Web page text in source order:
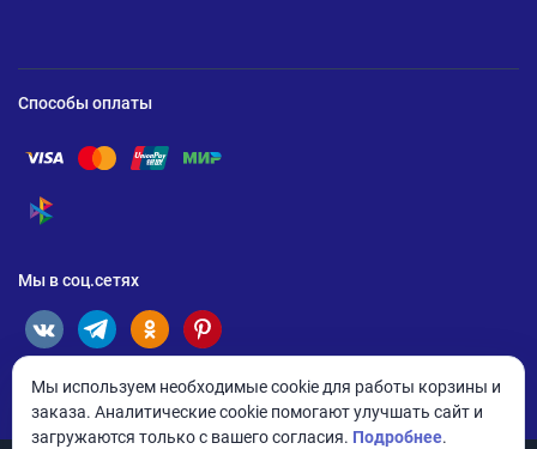
Способы оплаты
Помощь по оплате Visa
Помощь по оплате Mastercard
Помощь по оплате UnionPay
Помощь по оплате Мир
Помощь по оплате СБП
Мы в соц.сетях
Мы используем необходимые cookie для работы корзины и
заказа. Аналитические cookie помогают улучшать сайт и
загружаются только с вашего согласия. Подробнее.